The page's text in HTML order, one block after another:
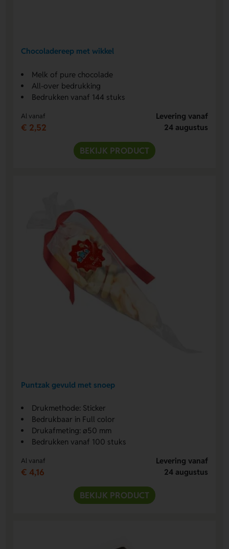
Chocoladereep met wikkel
Melk of pure chocolade
All-over bedrukking
Bedrukken vanaf 144 stuks
Al vanaf
€ 2,52
Levering vanaf
24 augustus
BEKIJK PRODUCT
Puntzak gevuld met snoep
Drukmethode: Sticker
Bedrukbaar in Full color
Drukafmeting: ø50 mm
Bedrukken vanaf 100 stuks
Al vanaf
€ 4,16
Levering vanaf
24 augustus
BEKIJK PRODUCT